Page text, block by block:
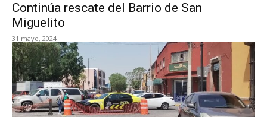
Continúa rescate del Barrio de San
Miguelito
31 mayo, 2024